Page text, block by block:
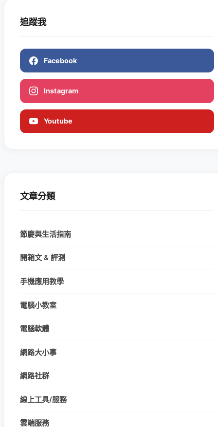
追蹤我
Facebook
Instagram
Youtube
文章分類
節慶與生活指南
開箱文 & 評測
手機應用教學
電腦小教室
電腦軟體
網路大小事
網路社群
線上工具/服務
雲端服務